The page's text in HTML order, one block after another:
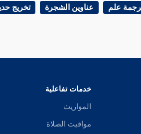
علم عناوين الشجرة تخريج
خدمات تفاعلية
المواريث
مواقيت الصلاة